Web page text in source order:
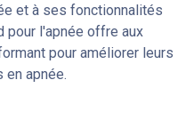
et à ses fonctionnalités
pour l'apnée offre aux
pour améliorer leurs
apnée.